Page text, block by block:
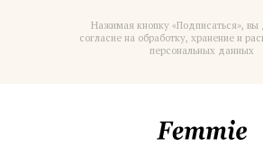
Нажимая кнопку «Подписаться», вы
согласие на обработку, хранение и
персональных данных